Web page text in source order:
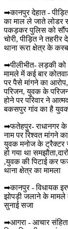
➡कानपुर देहात -
का माल ले जाते लोडर
पकड़कर पुलिस को
चोरी, पीड़ित ने
थाना रूरा क्षेत्र के
➡पीलीभीत- लड़की
मामले में कई बार
पर पैसे मांगने का
परिजन, युवक के
होने पर परिवार ने
बकसपुर गांव का है
➡फतेहपुर- राधानगर
नाम पर रिश्वत मांगने
युवक मनोज के ट्रैक्टर
हो गया था
,युवक की पिटाई कर
थाना क्षेत्र का मामला
➡कानपुर - विधायक
झोपड़ी जलाने के मामले
सुनाई सजा
➡आगरा - आचार